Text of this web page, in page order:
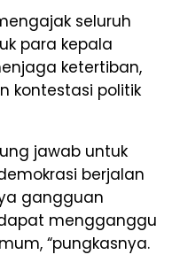
seluruh
para kepala
ketertiban,
kontestasi politik
jawab untuk
berjalan
gangguan
mengganggu
“pungkasnya.